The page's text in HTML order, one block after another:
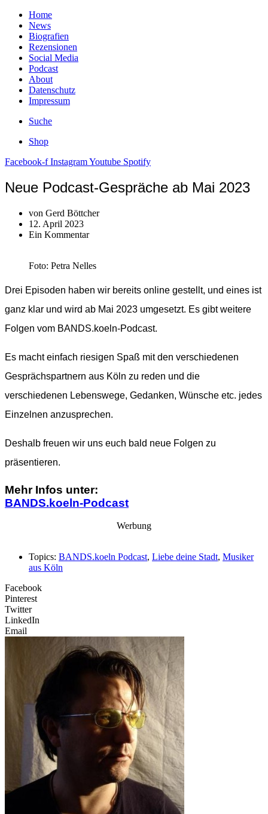
Home
News
Biografien
Rezensionen
Social Media
Podcast
About
Datenschutz
Impressum
Suche
Shop
Facebook-f InstagramYoutube Spotify
Neue Podcast-Gespräche ab Mai 2023
von Gerd Böttcher
12. April 2023
Ein Kommentar
Foto: Petra Nelles
Drei Episoden haben wir bereits online gestellt, und eines ist
ganz klar und wird ab Mai 2023 umgesetzt. Es gibt weitere
Folgen vom BANDS.koeln-Podcast.
Es macht einfach riesigen Spaß mit den verschiedenen
Gesprächspartnern aus Köln zu reden und die
verschiedenen Lebenswege, Gedanken, Wünsche etc. jedes
Einzelnen anzusprechen.
Deshalb freuen wir uns euch bald neue Folgen zu
präsentieren.
Mehr Infos unter:
BANDS.koeln-Podcast
Werbung
Topics: BANDS.koeln Podcast, Liebe deine Stadt, Musiker
aus Köln
Facebook
Pinterest
Twitter
LinkedIn
Email